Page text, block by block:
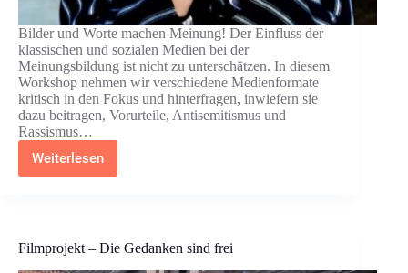
Bilder und Worte machen Meinung! Der Einfluss der
klassischen und sozialen Medien bei der
Meinungsbildung ist nicht zu unterschätzen. In diesem
Workshop nehmen wir verschiedene Medienformate
kritisch in den Fokus und hinterfragen, inwiefern sie
dazu beitragen, Vorurteile, Antisemitismus und
Rassismus…
Weiterlesen
Vorurteile
und
Medien
Filmprojekt – Die Gedanken sind frei